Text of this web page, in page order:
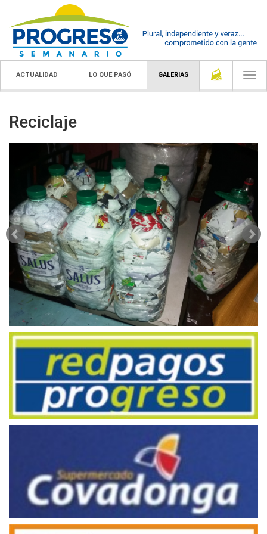
ACTUALIDAD LO QUE PASÓ GALERIAS
Reciclaje